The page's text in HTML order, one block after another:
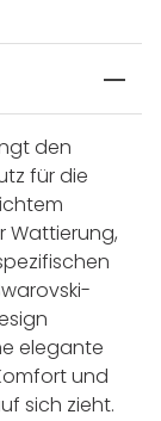
den
für die
Wattierung,
elegante
und
sich zieht.